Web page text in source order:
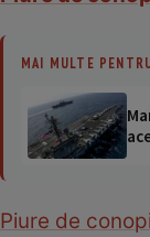
MAI MULTE
Piure de